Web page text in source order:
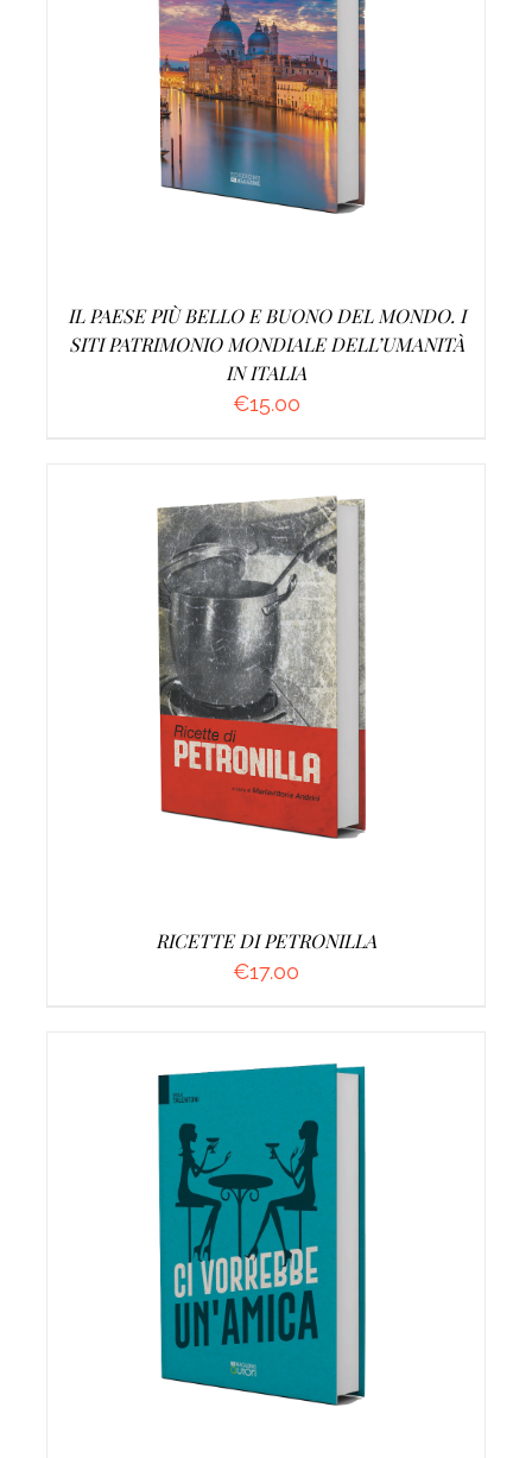
AGGIUNGI AL CARRELLO /
IL PAESE PIÙ BELLO E BUONO DEL MONDO. I
SITI PATRIMONIO MONDIALE DELL’UMANITÀ
IN ITALIA
€15.00
DETTAGLI
RICETTE DI PETRONILLA
€17.00
AGGIUNGI AL CARRELLO /